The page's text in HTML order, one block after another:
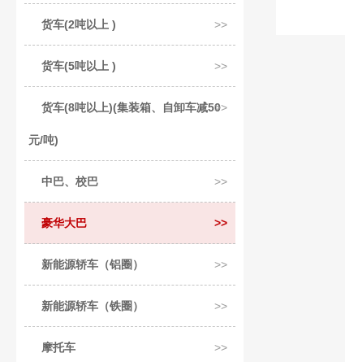
货车(2吨以上 )
货车(5吨以上 )
货车(8吨以上)(集装箱、自卸车减50
元/吨)
中巴、校巴
豪华大巴
新能源轿车（铝圈）
新能源轿车（铁圈）
摩托车